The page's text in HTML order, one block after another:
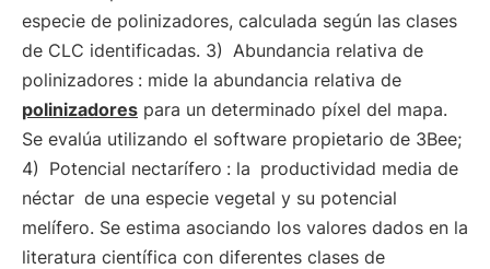
especie de polinizadores, calculada según las clases
de CLC identificadas. 3) Abundancia relativa de
polinizadores : mide la abundancia relativa de
polinizadores para un determinado píxel del mapa.
Se evalúa utilizando el software propietario de 3Bee;
4) Potencial nectarífero : la productividad media de
néctar de una especie vegetal y su potencial
melífero. Se estima asociando los valores dados en la
literatura científica con diferentes clases de